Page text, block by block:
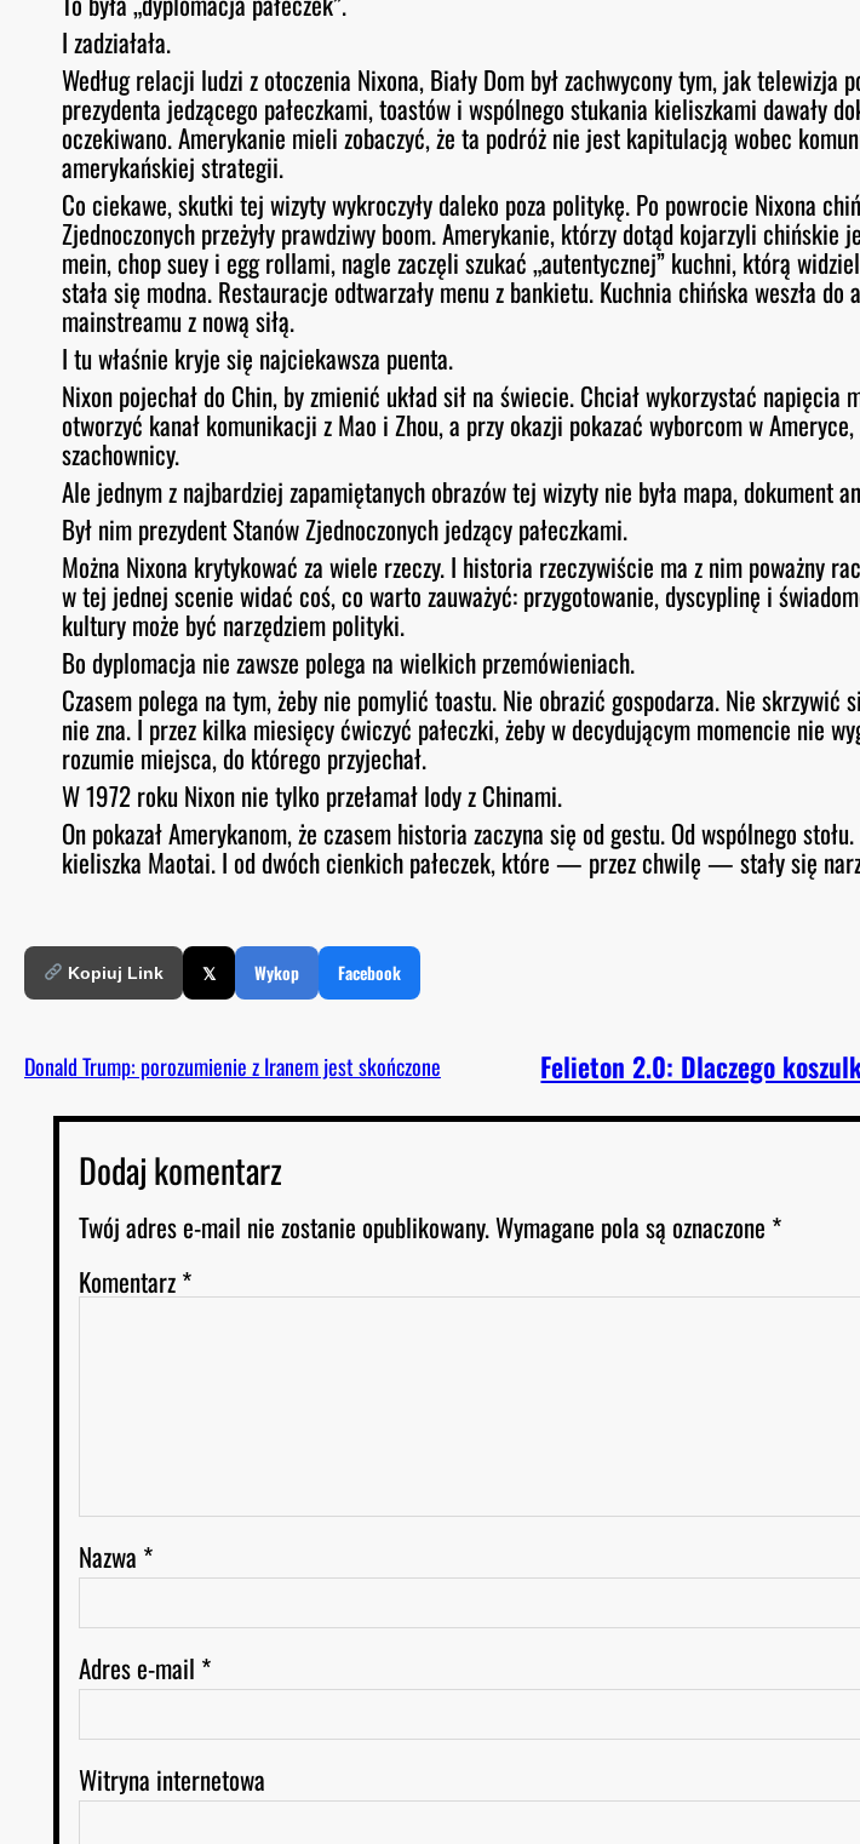
I zadziałała.
Według relacji ludzi z otoczenia Nixona, Biały Dom był zachwycony tym, jak telewizja
prezydenta jedzącego pałeczkami, toastów i wspólnego stukania kieliszkami dawały
oczekiwano. Amerykanie mieli zobaczyć, że ta podróż nie jest kapitulacją wobec
amerykańskiej strategii.
Co ciekawe, skutki tej wizyty wykroczyły daleko poza politykę. Po powrocie Nixona
Zjednoczonych przeżyły prawdziwy boom. Amerykanie, którzy dotąd kojarzyli chińskie
mein, chop suey i egg rollami, nagle zaczęli szukać „autentycznej” kuchni, którą
stała się modna. Restauracje odtwarzały menu z bankietu. Kuchnia chińska weszła do
mainstreamu z nową siłą.
I tu właśnie kryje się najciekawsza puenta.
Nixon pojechał do Chin, by zmienić układ sił na świecie. Chciał wykorzystać napięcia
otworzyć kanał komunikacji z Mao i Zhou, a przy okazji pokazać wyborcom w
szachownicy.
Ale jednym z najbardziej zapamiętanych obrazów tej wizyty nie była mapa, dokument
Był nim prezydent Stanów Zjednoczonych jedzący pałeczkami.
Można Nixona krytykować za wiele rzeczy. I historia rzeczywiście ma z nim poważny
w tej jednej scenie widać coś, co warto zauważyć: przygotowanie, dyscyplinę i
kultury może być narzędziem polityki.
Bo dyplomacja nie zawsze polega na wielkich przemówieniach.
Czasem polega na tym, żeby nie pomylić toastu. Nie obrazić gospodarza. Nie
nie zna. I przez kilka miesięcy ćwiczyć pałeczki, żeby w decydującym momencie nie
rozumie miejsca, do którego przyjechał.
W 1972 roku Nixon nie tylko przełamał lody z Chinami.
On pokazał Amerykanom, że czasem historia zaczyna się od gestu. Od wspólnego
kieliszka Maotai. I od dwóch cienkich pałeczek, które — przez chwilę — stały się
Kopiuj Link 𝕏 Wykop Facebook
Donald Trump: porozumienie z Iranem jest skończone Felieton 2.0: Dlaczego
Dodaj komentarz
Twój adres e-mail nie zostanie opublikowany.Wymagane pola są oznaczone *
Komentarz*
Nazwa *
Adres e-mail *
Witryna internetowa